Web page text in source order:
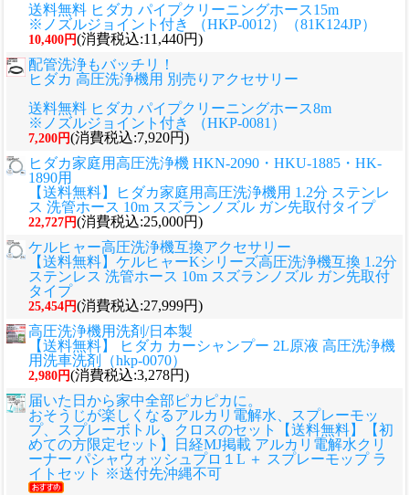
送料無料 ヒダカ パイプクリーニングホース15m
※ノズルジョイント付き （HKP-0012）（81K124JP）
10,400円(消費税込:11,440円)
配管洗浄もバッチリ！
ヒダカ 高圧洗浄機用 別売りアクセサリー
送料無料 ヒダカ パイプクリーニングホース8m
※ノズルジョイント付き （HKP-0081）
7,200円(消費税込:7,920円)
ヒダカ家庭用高圧洗浄機 HKN-2090・HKU-1885・HK-
1890用
【送料無料】ヒダカ家庭用高圧洗浄機用 1.2分 ステンレ
ス 洗管ホース 10m スズランノズル ガン先取付タイプ
22,727円(消費税込:25,000円)
ケルヒャー高圧洗浄機互換アクセサリー
【送料無料】ケルヒャーKシリーズ高圧洗浄機互換 1.2分
ステンレス 洗管ホース 10m スズランノズル ガン先取付
タイプ
25,454円(消費税込:27,999円)
高圧洗浄機用洗剤/日本製
【送料無料】 ヒダカ カーシャンプー 2L原液 高圧洗浄機
用洗車洗剤（hkp-0070）
2,980円(消費税込:3,278円)
届いた日から家中全部ピカピカに。
おそうじが楽しくなるアルカリ電解水、スプレーモッ
プ、スプレーボトル、クロスのセット
【送料無料】【初
めての方限定セット】日経MJ掲載 アルカリ電解水クリ
ーナー パシャウォッシュプロ１L ＋ スプレーモップ ラ
イトセット ※送付先沖縄不可